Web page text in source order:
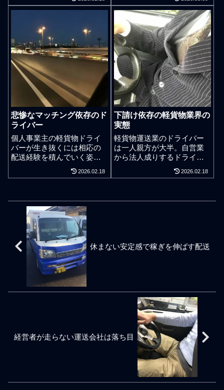
め。千葉で幌車や、平ボデ
ィ、ダンプ、冷凍車、冷蔵
ーン付、の配送手配でお店
で買った家具の配達、アパ
レル、農業、輸入貨物、自
家用車に積めない荷物、自
分では運べない荷物の配送
フォロー手伝いも依頼可
能。千葉県白井市と印西市
の近郊から、東京都、茨城
県、埼玉県、神奈川県への
配達の軽貨物チャーター配
送を日本シフター産業のシ
フタープロ軽貨物便では受
付。千葉県に密着する軽貨
物運送業者としてシフター
便の直接オーダーが可能。
を経由したりする必要もな
く他業者よりも低料金で直
接受注の稼働体制のため細
かな指図や要望に応えるこ
とも可能。スポットの依頼
でも専用の直行チャーター
で集荷して千葉内や他県へ
納品対応し、冷蔵便、深夜
便、緊急配送も可能。千葉
県白井市、千葉県印西市、
品、お店やネットで購入し
しく配送仕事をしようとい
う想いを持てるような余裕
である。どんな職でも能力
が低ければ苦労はあるだろ
う。ただし、苦労とは言っ
ても、ネガティブな苦労な
のか、ポジティブな苦労な
のか、それにより身体の疲
れ方も違うし神経の疲れ方
も違うし精神の疲れ方もそ
もそも意味が変わってく
る。軽貨物ドライバーとし
てお金を稼ぐこと以上に仕
事能力を鍛えていけばどん
な案件でも気楽に仕事がで
きるようになる。とは言
え、軽貨物ドライバーは仕
事で苦労なんかするべきで
ない。軽貨物ドライバーが
イバーとしての立ち位置や
貨物ドライバーだけがどん
悲惨なマッチング依存のド
ライバー
個人事業主の軽貨物ドライ
バーが生き抜くには相応の
配送経験を積んでいく姿勢
が必要ですが、反して、御
用聞きドライバーとして個
も多い。貧乏よりも貧乏く
さいのが駄目。50万以上と
か、月70万以上とか、初心
者でも大丈夫、営業不要な
どと嘘に限りなく近い誇大
な軽ドライバー委託での求
人広告を未だに見かけま
す。条件をクリアするに寝
る時間はほぼありません。
ドライバー運転稼働の労働
など一つ一つの現場から移
ん。配車マンの不平等な気
2026.02.18
下請け依存の軽貨物業界の
実態
軽貨物運送業のドライバー
は一人親方が大半。自営業
から法人成りするドライバ
ーも少なくないが元請けで
の営業基盤が無い孫請け業
ょう。軽貨物運送を営む自
営業ドライバーの年齢層は
ライベートで運転している
ときも軽貨物の黒ナンバー
車両を見ない日はありませ
ん。路肩に車を止めて元気
そうに荷物を抱えて動いて
いる人から宅配便を業務し
ているドライバーなどは軽
バンに限界まで積んだ荷物
から宅配物を懸命に取り出
しては運んで疲れ顔のドラ
イバーも見かけます。軽貨
2026.02.18
休まない安定感で稼ぎを伸ばす配送
経営者が走らない運送会社は落ち目